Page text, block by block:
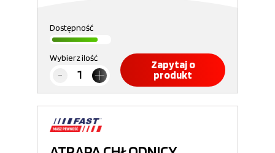
Dostępność
Wybierz ilość
Zapytaj o
produkt